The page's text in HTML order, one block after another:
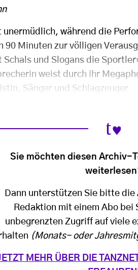
während die
90 Minuten zur völligen
Schals und Slogans die
weist durch ihr
Sänger und Schlagzeuger
Sie möchten diesen Archiv-
Dann unterstützen Sie bitte
Redaktion mit einem Abo bei
unbegrenzten Zugriff auf viele
(Monats- oder
MEHR ÜBER DIE